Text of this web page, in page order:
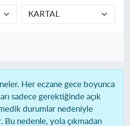
Her eczane gece boyunca
sadece gerektiğinde açık
durumlar nedeniyle
nedenle, yola çıkmadan